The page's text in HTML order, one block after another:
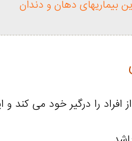
بیماریهای دهان و دندان
افراد را درگیر خود می